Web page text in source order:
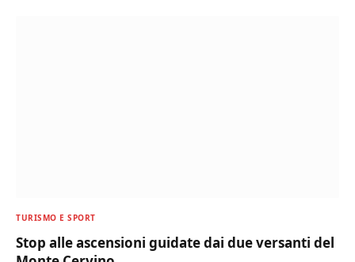
TURISMO E SPORT
Stop alle ascensioni guidate dai due versanti del